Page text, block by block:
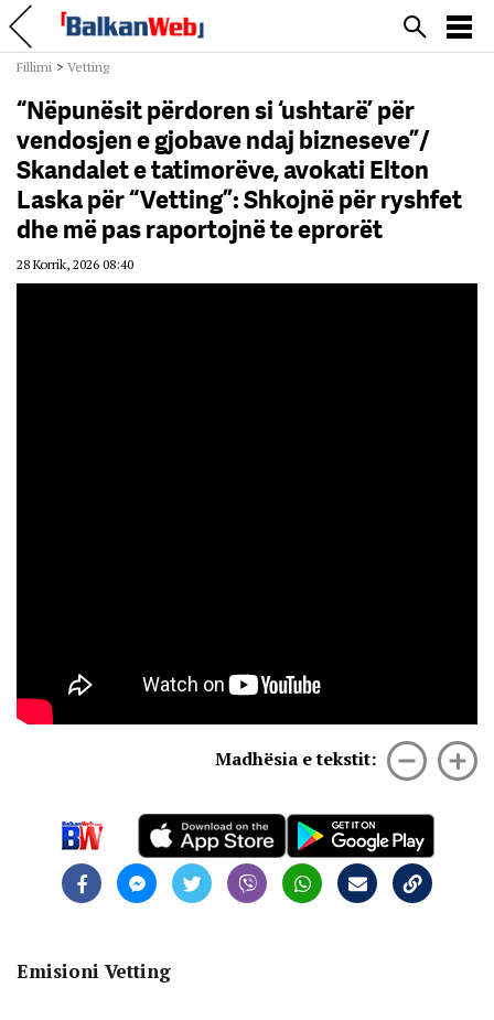
Fillimi > Vetting
“Nëpunësit përdoren si ‘ushtarë’ për
vendosjen e gjobave ndaj bizneseve”/
Skandalet e tatimorëve, avokati Elton
Laska për “Vetting”: Shkojnë për ryshfet
dhe më pas raportojnë te eprorët
28 Korrik, 2026 08:40
Madhësia e tekstit:
Emisioni Vetting